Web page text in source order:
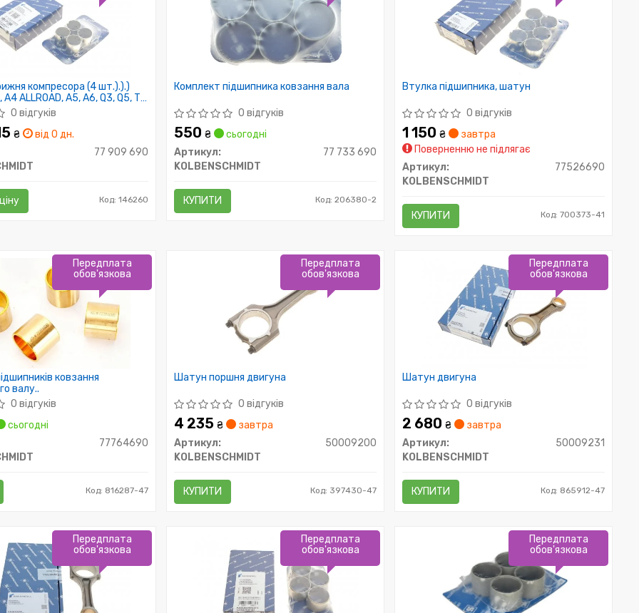
компресора (4 шт.).).)
A4 ALLROAD, A5, A6, Q3, Q5, TT
ALTEA, ALTEA XL, EXEO,
TOLEDO III SKODA OCTAVIA,
1.8/2.0/2.0ALK 09.04-
0 відгуків
₴
від 0 дн.
77 909 690
Код: 146260
Комплект підшипника ковзання вала
0 відгуків
550₴
сьогодні
Артикул:
77 733 690
KOLBENSCHMIDT
КУПИТИ Код: 206380-2
Втулка підшипника, шатун
0 відгуків
1 150₴
завтра
Поверненню не підлягає
Артикул:
77526690
KOLBENSCHMIDT
КУПИТИ Код: 700373-41
ковзання
валу..
0 відгуків
сьогодні
77764690
Код: 816287-47
Передплата
обов'язкова
Шатун поршня двигуна
0 відгуків
4 235₴
завтра
Артикул:
50009200
KOLBENSCHMIDT
КУПИТИ Код: 397430-47
Передплата
обов'язкова
Шатун двигуна
0 відгуків
2 680₴
завтра
Артикул:
50009231
KOLBENSCHMIDT
КУПИТИ Код: 865912-47
Передплата
обов'язкова
Передплата
обов'язкова
Передплата
обов'язкова
Передплата
обов'язкова